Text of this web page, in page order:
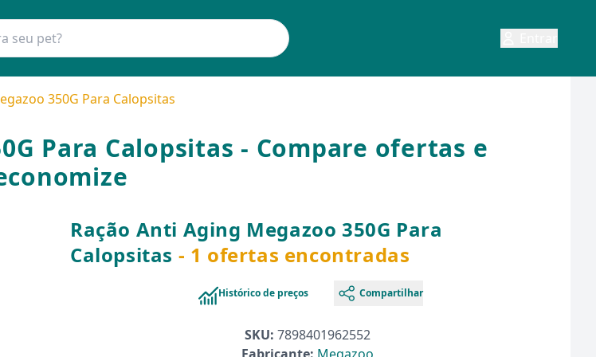
350G Para Calopsitas
Para Calopsitas - Compare ofertas e
Ração Anti Aging Megazoo 350G Para
Calopsitas - 1 ofertas encontradas
Histórico de preços Compartilhar
SKU: 7898401962552